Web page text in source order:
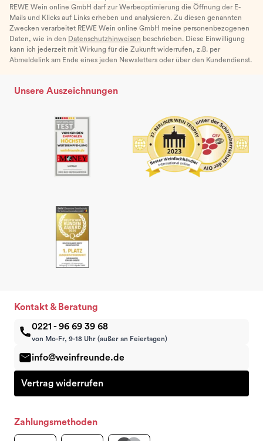
REWE Wein online GmbH darf zur Werbeoptimierung die Öffnung der E-
Mails und Klicks auf Links erheben und analysieren. Zu diesen genannten
Zwecken verarbeitet REWE Wein online GmbH meine personenbezogenen
Daten, wie in den Datenschutzhinweisen beschrieben. Diese Einwilligung
kann ich jederzeit mit Wirkung für die Zukunft widerrufen, z.B. per
Abmeldelink am Ende eines jeden Newsletters oder über den Kundendienst.
Unsere Auszeichnungen
Kontakt & Beratung
0221 - 96 69 39 68
von Mo-Fr, 9-18 Uhr (außer an Feiertagen)
info@weinfreunde.de
Vertrag widerrufen
Zahlungsmethoden